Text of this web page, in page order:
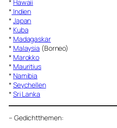
* Hawaii
* Indien
* Japan
* Kuba
* Madagaskar
* Malaysia (Borneo)
* Marokko
* Mauritius
* Namibia
* Seychellen
* Sri Lanka
– Gedichtthemen: